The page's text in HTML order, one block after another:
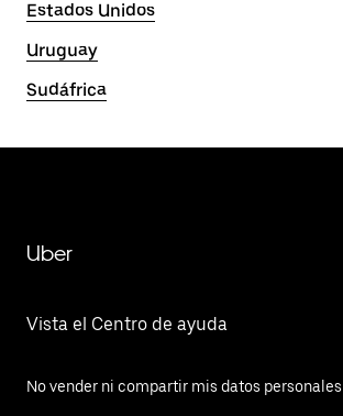
Estados Unidos
Uruguay
Sudáfrica
Uber
Vista el Centro de ayuda
No vender ni compartir mis datos personales